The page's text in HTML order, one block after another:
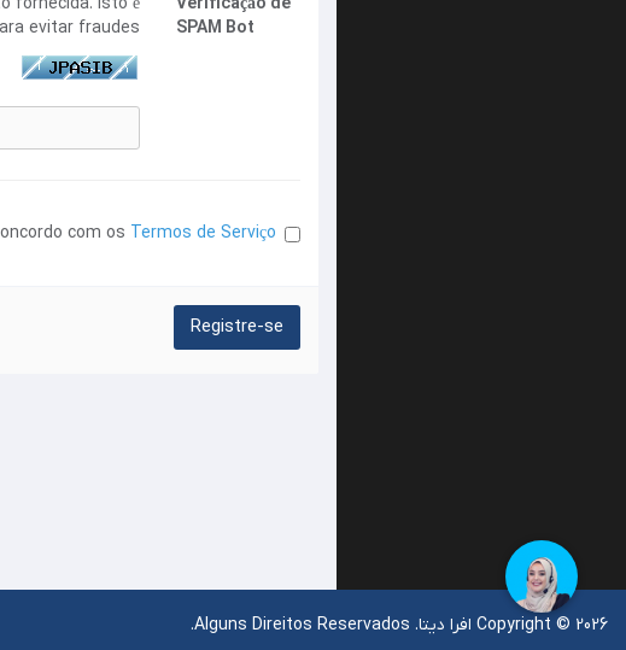
SPAM Bot
evitar fraudes.
com os Termos de Serviço
Copyright © 2026 افرا دیتا. Alguns Direitos Reservados.